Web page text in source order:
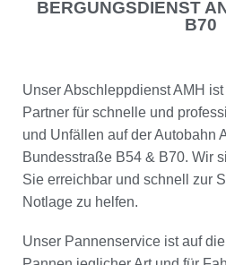
BERGUNGSDIENST
B70
Unser Abschleppdienst AMH
Partner für schnelle und
und Unfällen auf der Autobahn
Bundesstraße B54 & B70. Wir
Sie erreichbar und schnell zur
Notlage zu helfen.
Unser Pannenservice ist auf